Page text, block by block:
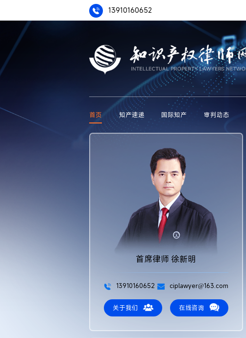
13910160652
首页 知产速递 国际知产 审判动态
首席律师 徐新明
13910160652 ciplawyer@163.com
关于我们 在线咨询